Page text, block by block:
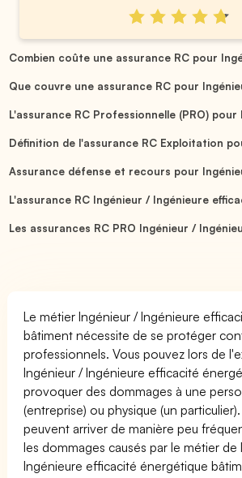
Combien coûte une assurance RC pour
Que couvre une assurance RC pour
L'assurance RC Professionnelle (PRO) pour
Définition de l'assurance RC Exploitation
Assurance défense et recours pour
L'assurance RC Ingénieur / Ingénieure
Les assurances RC PRO Ingénieur /
Le métier Ingénieur / Ingénieure
bâtiment nécessite de se protéger
professionnels. Vous pouvez lors de
Ingénieur / Ingénieure efficacité
provoquer des dommages à une
(entreprise) ou physique (un
peuvent arriver de manière peu
les dommages causés par le métier de
Ingénieure efficacité énergétique